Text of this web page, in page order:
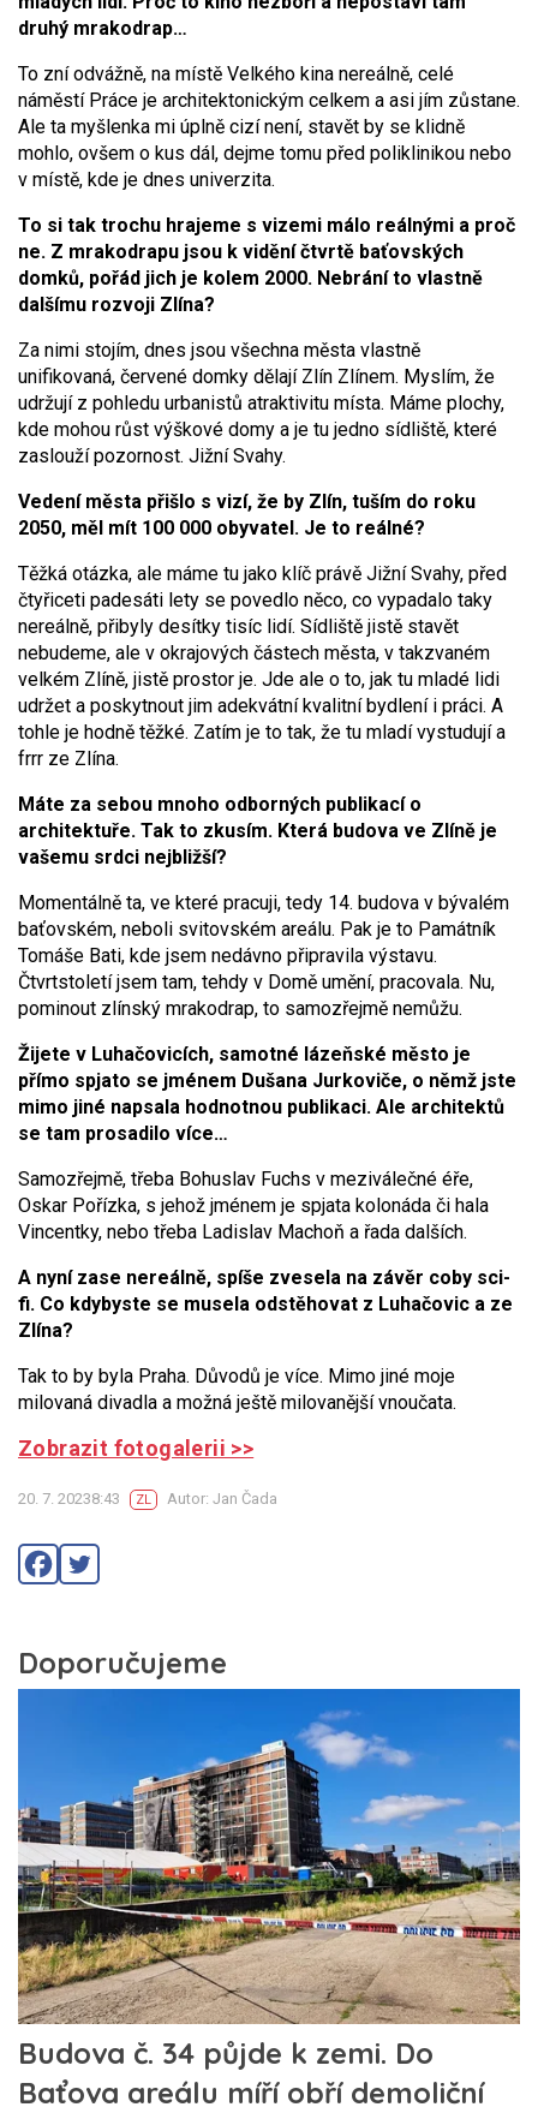
druhý mrakodrap…
To zní odvážně, na místě Velkého kina nereálně, celé
náměstí Práce je architektonickým celkem a asi jím zůstane.
Ale ta myšlenka mi úplně cizí není, stavět by se klidně
mohlo, ovšem o kus dál, dejme tomu před poliklinikou nebo
v místě, kde je dnes univerzita.
To si tak trochu hrajeme s vizemi málo reálnými a proč
ne. Z mrakodrapu jsou k vidění čtvrtě baťovských
domků, pořád jich je kolem 2000. Nebrání to vlastně
dalšímu rozvoji Zlína?
Za nimi stojím, dnes jsou všechna města vlastně
unifikovaná, červené domky dělají Zlín Zlínem. Myslím, že
udržují z pohledu urbanistů atraktivitu místa. Máme plochy,
kde mohou růst výškové domy a je tu jedno sídliště, které
zaslouží pozornost. Jižní Svahy.
Vedení města přišlo s vizí, že by Zlín, tuším do roku
2050, měl mít 100 000 obyvatel. Je to reálné?
Těžká otázka, ale máme tu jako klíč právě Jižní Svahy, před
čtyřiceti padesáti lety se povedlo něco, co vypadalo taky
nereálně, přibyly desítky tisíc lidí. Sídliště jistě stavět
nebudeme, ale v okrajových částech města, v takzvaném
velkém Zlíně, jistě prostor je. Jde ale o to, jak tu mladé lidi
udržet a poskytnout jim adekvátní kvalitní bydlení i práci. A
tohle je hodně těžké. Zatím je to tak, že tu mladí vystudují a
frrr ze Zlína.
Máte za sebou mnoho odborných publikací o
architektuře. Tak to zkusím. Která budova ve Zlíně je
vašemu srdci nejbližší?
Momentálně ta, ve které pracuji, tedy 14. budova v bývalém
baťovském, neboli svitovském areálu. Pak je to Památník
Tomáše Bati, kde jsem nedávno připravila výstavu.
Čtvrtstoletí jsem tam, tehdy v Domě umění, pracovala. Nu,
pominout zlínský mrakodrap, to samozřejmě nemůžu.
Žijete v Luhačovicích, samotné lázeňské město je
přímo spjato se jménem Dušana Jurkoviče, o němž jste
mimo jiné napsala hodnotnou publikaci. Ale architektů
se tam prosadilo více…
Samozřejmě, třeba Bohuslav Fuchs v meziválečné éře,
Oskar Pořízka, s jehož jménem je spjata kolonáda či hala
Vincentky, nebo třeba Ladislav Machoň a řada dalších.
A nyní zase nereálně, spíše zvesela na závěr coby sci-
fi. Co kdybyste se musela odstěhovat z Luhačovic a ze
Zlína?
Tak to by byla Praha. Důvodů je více. Mimo jiné moje
milovaná divadla a možná ještě milovanější vnoučata.
Zobrazit fotogalerii >>
20. 7. 20238:43 ZL Autor: Jan Čada